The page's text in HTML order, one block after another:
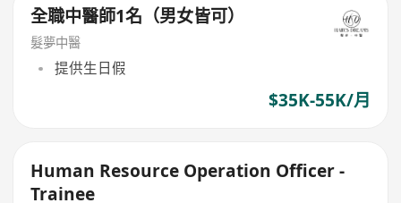
全職中醫師1名（男女皆可）
髮夢中醫
提供生日假
$35K-55K/月
Human Resource Operation Officer -
Trainee